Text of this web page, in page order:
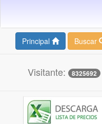
Principal Buscar
Visitante: 8325692